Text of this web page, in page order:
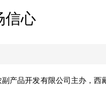
信心
产品开发有限公司主办，西